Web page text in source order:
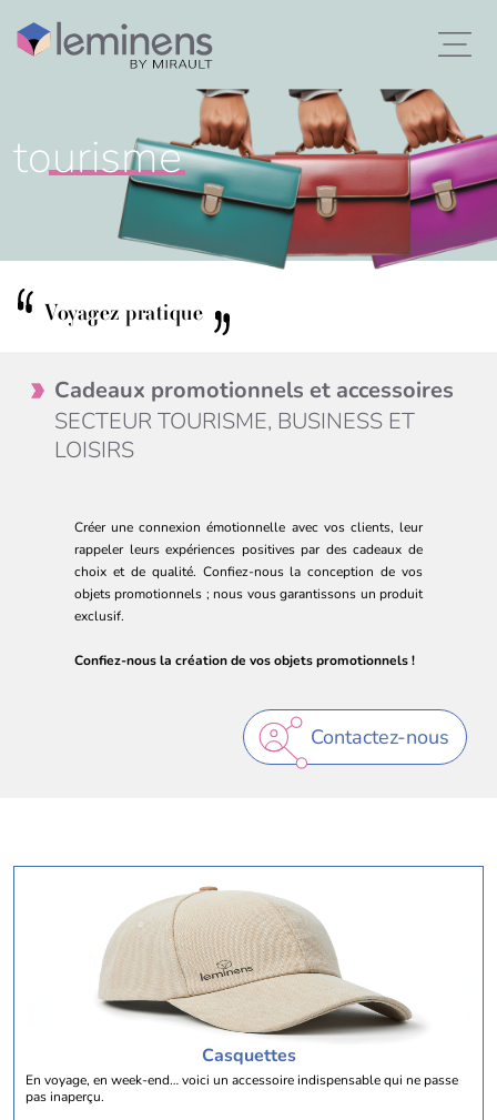
tourisme
Voyagez pratique
Cadeaux promotionnels et accessoires
SECTEUR TOURISME, BUSINESS ET
LOISIRS
Créer une connexion émotionnelle avec vos clients, leur
rappeler leurs expériences positives par des cadeaux de
choix et de qualité. Confiez-nous la conception de vos
objets promotionnels ; nous vous garantissons un produit
exclusif.
Confiez-nous la création de vos objets promotionnels !
Contactez-nous
Casquettes
En voyage, en week-end… voici un accessoire indispensable qui ne passe
pas inaperçu.